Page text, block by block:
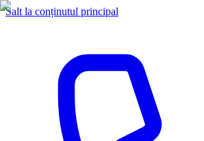
Salt la conținutul principal